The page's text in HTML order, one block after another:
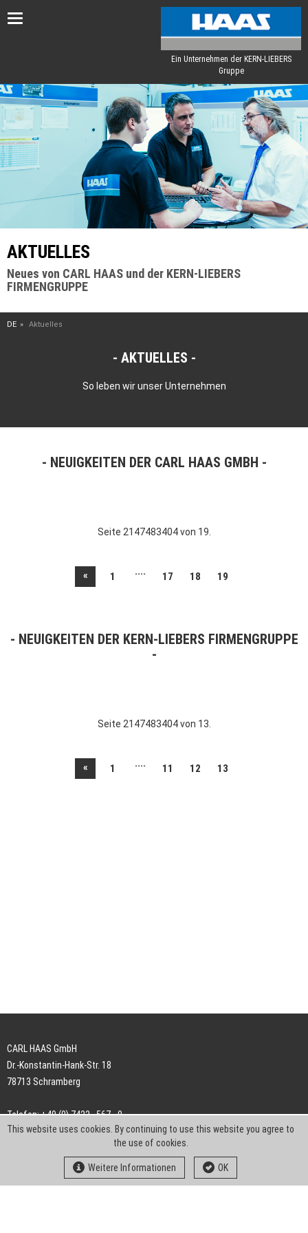
Toggle
Ein Unternehmen der KERN-LIEBERS
Gruppe
AKTUELLES
Neues von CARL HAAS und der KERN-LIEBERS
FIRMENGRUPPE
DE Aktuelles
AKTUELLES
So leben wir unser Unternehmen
NEUIGKEITEN DER CARL HAAS GMBH
Seite 2147483404 von 19.
« 1 .... 17 18 19
NEUIGKEITEN DER KERN-LIEBERS FIRMENGRUPPE
Seite 2147483404 von 13.
« 1 .... 11 12 13
CARL HAAS GmbH
Dr.-Konstantin-Hank-Str. 18
78713 Schramberg
Telefon: +49 (0) 7422 . 567 - 0
Telefax: +49 (0) 7422 . 567 - 239
info-ch@kern-liebers.com
This website uses cookies. By continuing to use this website you agree to
the use of cookies.
Weitere Informationen OK